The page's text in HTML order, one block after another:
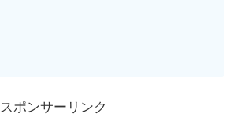
スポンサーリンク